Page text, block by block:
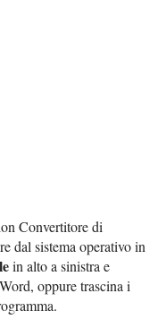
Convertitore di
dal sistema operativo in
in alto a sinistra e
oppure trascina i